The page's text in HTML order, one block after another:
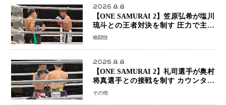
2026.8.8
【ONE SAMURAI 2】笠原弘希が塩川
琉斗との王者対決を制す 圧力で主導
権を握り判定勝利
格闘技
2026.8.8
【ONE SAMURAI 2】礼司選手が奥村
将真選手との接戦を制す カウンター
と正確な打撃で判定勝利
その他